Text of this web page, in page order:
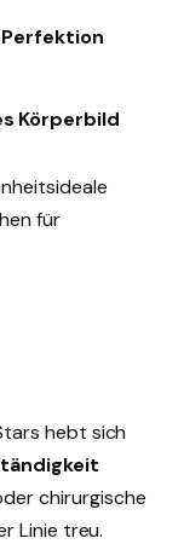
Körperbild
für
hebt sich
chirurgische
Linie treu.